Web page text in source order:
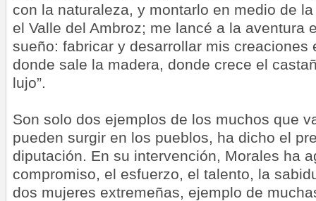
con la naturaleza , y montarlo en medio de
el Valle del Ambroz; me lancé a la aventura
sueño: fabricar y desarrollar mis creaciones
donde sale la madera, donde crece el
lujo”.
Son solo dos ejemplos de los muchos que
pueden surgir en los pueblos, ha dicho el
diputación. En su intervención, Morales ha
compromiso, el esfuerzo, el talento, la
dos mujeres extremeñas, ejemplo de